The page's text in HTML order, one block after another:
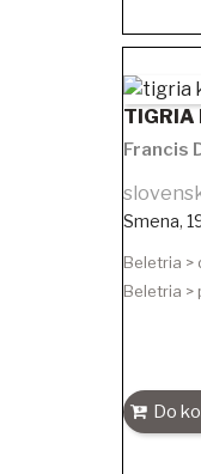
TIGRIA
Francis
Smena,
Beletria >
Beletria >
Do